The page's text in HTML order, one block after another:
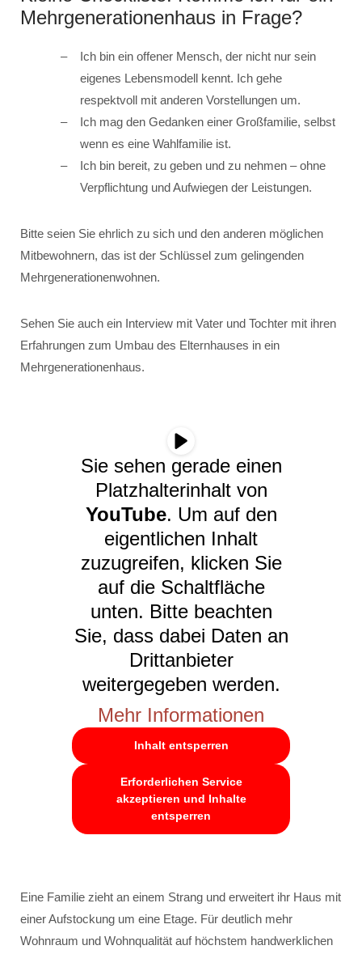
Mehrgenerationenhaus in Frage?
Ich bin ein offener Mensch, der nicht nur sein
eigenes Lebensmodell kennt. Ich gehe
respektvoll mit anderen Vorstellungen um.
Ich mag den Gedanken einer Großfamilie, selbst
wenn es eine Wahlfamilie ist.
Ich bin bereit, zu geben und zu nehmen – ohne
Verpflichtung und Aufwiegen der Leistungen.
Bitte seien Sie ehrlich zu sich und den anderen möglichen
Mitbewohnern, das ist der Schlüssel zum gelingenden
Mehrgenerationenwohnen.
Sehen Sie auch ein Interview mit Vater und Tochter mit ihren
Erfahrungen zum Umbau des Elternhauses in ein
Mehrgenerationenhaus.
Sie sehen gerade einen
Platzhalterinhalt von
YouTube. Um auf den
eigentlichen Inhalt
zuzugreifen, klicken Sie
auf die Schaltfläche
unten. Bitte beachten
Sie, dass dabei Daten an
Drittanbieter
weitergegeben werden.
Mehr Informationen
Inhalt entsperren
Erforderlichen Service
akzeptieren und Inhalte
entsperren
Eine Familie zieht an einem Strang und erweitert ihr Haus mit
einer Aufstockung um eine Etage. Für deutlich mehr
Wohnraum und Wohnqualität auf höchstem handwerklichen